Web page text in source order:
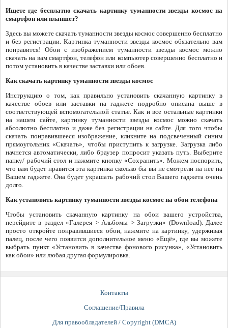
Ищете где бесплатно скачать картинку туманности звезды космос на
смартфон или планшет?
Здесь вы можете скачать туманности звезды космос совершенно бесплатно
и без регистрации. Картинка туманности звезды космос обязательно вам
понравится! Обои с изображением туманности звезды космос можно
скачать на вам смартфон, телефон или компьютер совершенно бесплатно и
потом установить в качестве заставки или обоев.
Как скачать картинку туманности звезды космос
Инструкцию о том, как правильно установить скачанную картинку в
качестве обоев или заставки на гаджете подробно описана выше в
соответствующей вспомогательной статье. Как и все остальные картинки
на нашем сайте, картинку туманности звезды космос можно скачать
абсолютно бесплатно и даже без регистрации на сайте. Для того чтобы
скачать понравившееся изображение, кликните на подсвеченный синим
прямоугольник «Скачать», чтобы приступить к загрузке. Загрузка либо
начнется автоматически, либо браузер попросит указать путь. Выберите
папку/ рабочий стол и нажмите кнопку «Сохранить». Можем поспорить,
что вам будет нравится эта картинка сколько бы вы не смотрели на нее на
Вашем гаджете. Она будет украшать рабочий стол Вашего гаджета очень
долго.
Как установить картинку туманности звезды космос на обои телефона
Чтобы установить скачанную картинку на обои вашего устройства,
перейдите в раздел «Галерея > Альбомы > Загрузки» (Download). Далее
просто откройте понравившиеся обои, нажмите на картинку, удерживая
палец, после чего появится дополнительное меню «Ещё», где вы можете
выбрать пункт «Установить в качестве фонового рисунка», «Установить
как обои» или любая другая формулировка.
Контакты
Соглашение/Правила
Для правообладателей / Copyright (DMCA)